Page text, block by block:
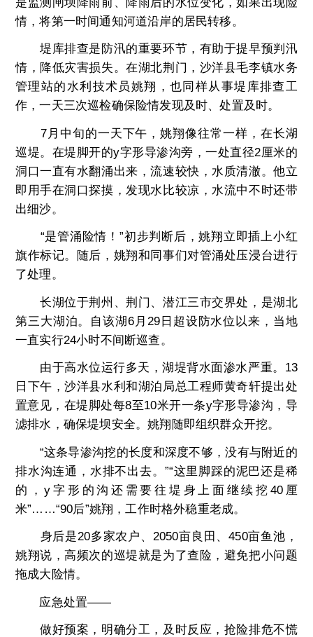
情，将第一时间通知河道沿岸的居民转移。
堤库排查是防汛的重要环节，有助于提早预判汛
情，降低灾害损失。在湖北荆门，沙洋县毛李镇水务
管理站的水利技术员姚翔，也同样从事堤库排查工
作，一天三次巡检确保险情发现及时、处置及时。
7月中旬的一天下午，姚翔像往常一样，在长湖
巡堤。在堤脚开的y字形导渗沟旁，一处直径2厘米的
洞口一直有水翻涌出来，流速较快，水质清澈。他立
即用手在洞口探摸，发现水比较凉，水流中不时还带
出细沙。
“是管涌险情！”初步判断后，姚翔立即插上小红
旗作标记。随后，姚翔和同事们对管涌处压浸台进行
了处理。
长湖位于荆州、荆门、潜江三市交界处，是湖北
第三大湖泊。自该湖6月29日超设防水位以来，当地
一直实行24小时不间断巡查。
由于高水位运行多天，湖堤背水面渗水严重。13
日下午，沙洋县水利和湖泊局总工程师黄奇轩提出处
置意见，在堤脚处每8至10米开一条y字形导渗沟，导
滤排水，确保堤坝安全。姚翔随即组织群众开挖。
“这条导渗沟挖的长度和深度不够，没有与附近的
排水沟连通，水排不出去。”“这里脚踩的泥巴还是稀
的，y字形的沟还需要往堤身上面继续挖40厘
米”……“90后”姚翔，工作时格外稳重老成。
身后是20多家农户、2050亩良田、450亩鱼池，
姚翔说，高频次的巡堤就是为了查险，避免把小问题
拖成大险情。
应急处置——
做好预案，明确分工，及时反应，抢险排危不慌